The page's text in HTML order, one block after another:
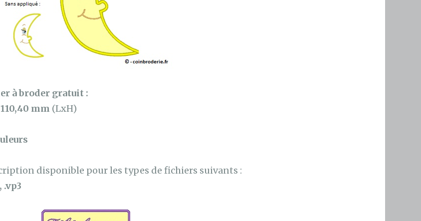
à broder gratuit :
mm (LxH)
disponible pour les types de fichiers suivants :
.vp3